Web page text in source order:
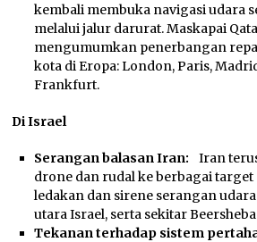
kembali membuka navigasi udara
melalui jalur darurat. Maskapai
mengumumkan penerbangan
kota di Eropa: London, Paris,
Frankfurt.
Di Israel
Serangan balasan Iran: Iran
drone dan rudal ke berbagai target
ledakan dan sirene serangan udara
utara Israel, serta sekitar
Tekanan terhadap sistem